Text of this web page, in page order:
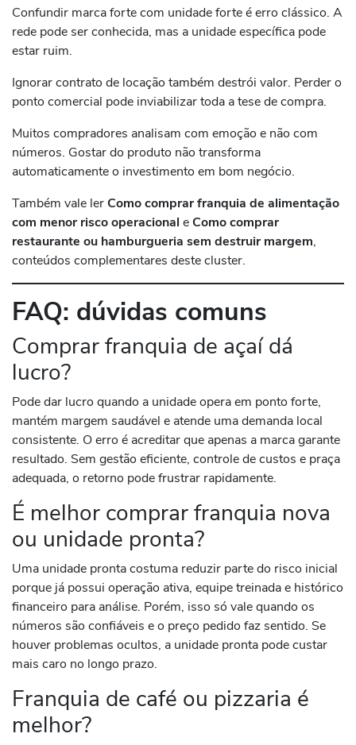
Confundir marca forte com unidade forte é erro clássico. A
rede pode ser conhecida, mas a unidade específica pode
estar ruim.
Ignorar contrato de locação também destrói valor. Perder o
ponto comercial pode inviabilizar toda a tese de compra.
Muitos compradores analisam com emoção e não com
números. Gostar do produto não transforma
automaticamente o investimento em bom negócio.
Também vale lerComo comprar franquia de alimentação
com menor risco operacional eComo comprar
restaurante ou hamburgueria sem destruir margem,
conteúdos complementares deste cluster.
FAQ: dúvidas comuns
Comprar franquia de açaí dá
lucro?
Pode dar lucro quando a unidade opera em ponto forte,
mantém margem saudável e atende uma demanda local
consistente. O erro é acreditar que apenas a marca garante
resultado. Sem gestão eficiente, controle de custos e praça
adequada, o retorno pode frustrar rapidamente.
É melhor comprar franquia nova
ou unidade pronta?
Uma unidade pronta costuma reduzir parte do risco inicial
porque já possui operação ativa, equipe treinada e histórico
financeiro para análise. Porém, isso só vale quando os
números são confiáveis e o preço pedido faz sentido. Se
houver problemas ocultos, a unidade pronta pode custar
mais caro no longo prazo.
Franquia de café ou pizzaria é
melhor?